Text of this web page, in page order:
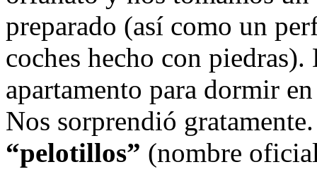
preparado (así como un
coches hecho con
apartamento para dormir
Nos sorprendió
“pelotillos” (nombre